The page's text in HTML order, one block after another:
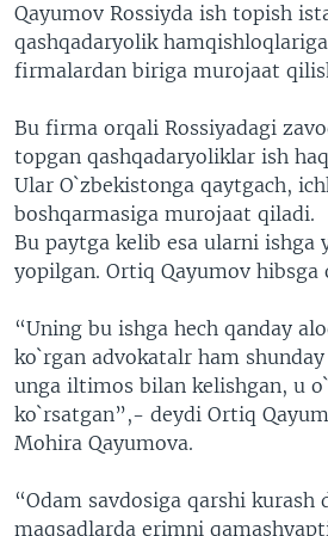
Qayumov Rossiyda ish topish
qashqadaryolik
firmalardan biriga murojaat
Bu firma orqali Rossiyadagi
topgan qashqadaryoliklar ish
Ular O`zbekistonga qaytgach,
boshqarmasiga murojaat qiladi.
Bu paytga kelib esa ularni ishga
yopilgan. Ortiq Qayumov hibsga
“Uning bu ishga hech qanday
ko`rgan advokatalr ham
unga iltimos bilan kelishgan, u
ko`rsatgan”,- deydi Ortiq
Mohira Qayumova.
“Odam savdosiga qarshi kurash
maqsadlarda erimni